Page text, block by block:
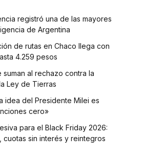
registró una de las mayores
de Argentina
de rutas en Chaco llega con
4.259 pesos
suman al rechazo contra la
Ley de Tierras
idea del Presidente Milei es
cero»
para el Black Friday 2026:
cuotas sin interés y reintegros